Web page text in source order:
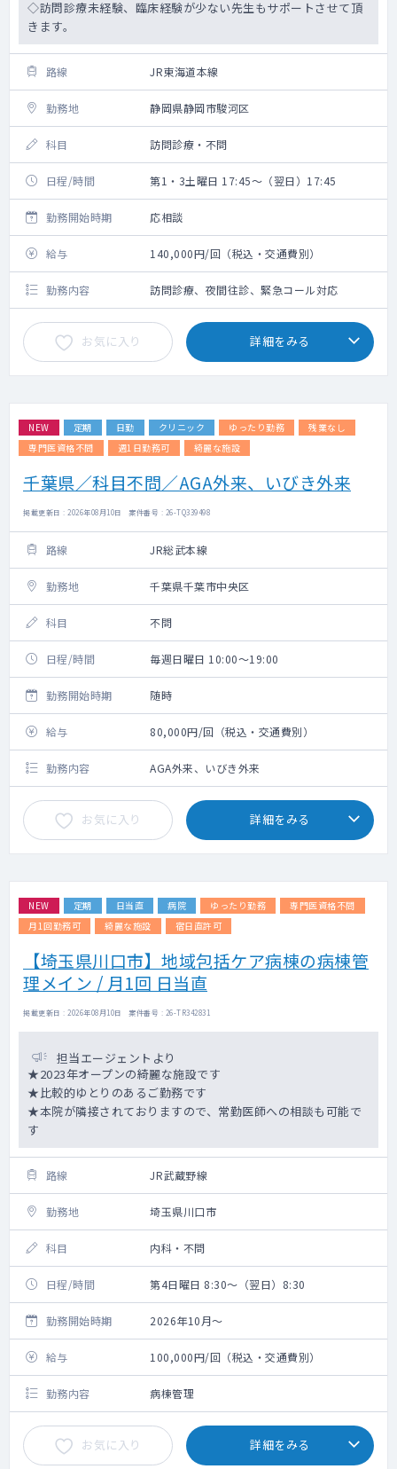
◇訪問診療未経験、臨床経験が少ない先生もサポートさせて頂
きます。
路線 JR東海道本線
勤務地 静岡県静岡市駿河区
科目 訪問診療・不問
日程/時間 第1・3土曜日 17:45～（翌日）17:45
勤務開始時期 応相談
給与 140,000円/回（税込・交通費別）
勤務内容 訪問診療、夜間往診、緊急コール対応
お気に入り 詳細をみる
NEW 定期 日勤 クリニック ゆったり勤務
残業なし
専門医資格不問
週1日勤務可 綺麗な施設
千葉県／科目不問／AGA外来、いびき外来
掲載更新日 : 2026年08月10日 案件番号 : 26-TQ339498
路線 JR総武本線
勤務地 千葉県千葉市中央区
科目 不問
日程/時間 毎週日曜日 10:00～19:00
勤務開始時期 随時
給与 80,000円/回（税込・交通費別）
勤務内容 AGA外来、いびき外来
お気に入り 詳細をみる
NEW 定期 日当直 病院 ゆったり勤務
専門医資格不問
月1回勤務可
綺麗な施設 宿日直許可
【埼玉県川口市】地域包括ケア病棟の病棟管
理メイン / 月1回 日当直
掲載更新日 : 2026年08月10日 案件番号 : 26-TR342831
担当エージェントより
★2023年オープンの綺麗な施設です
★比較的ゆとりのあるご勤務です
★本院が隣接されておりますので、常勤医師への相談も可能で
す
路線 JR武蔵野線
勤務地 埼玉県川口市
科目 内科・不問
日程/時間 第4日曜日 8:30～（翌日）8:30
勤務開始時期 2026年10月～
給与 100,000円/回（税込・交通費別）
勤務内容 病棟管理
お気に入り 詳細をみる